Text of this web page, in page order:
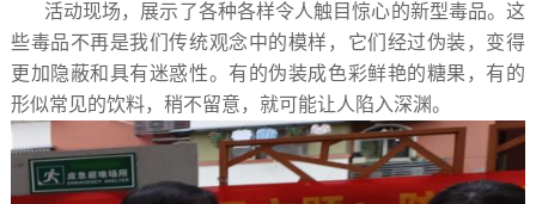
活动现场，展示了各种各样令人触目惊心的新型毒品。这
些毒品不再是我们传统观念中的模样，它们经过伪装，变得
更加隐蔽和具有迷惑性。有的伪装成色彩鲜艳的糖果，有的
形似常见的饮料，稍不留意，就可能让人陷入深渊。